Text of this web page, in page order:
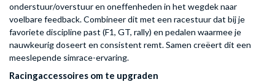
onderstuur/overstuur en oneffenheden in het wegdek naar
voelbare feedback. Combineer dit met een racestuur dat bij je
favoriete discipline past (F1, GT, rally) en pedalen waarmee je
nauwkeurig doseert en consistent remt. Samen creëert dit een
meeslepende simrace-ervaring.
Racingaccessoires om te upgraden